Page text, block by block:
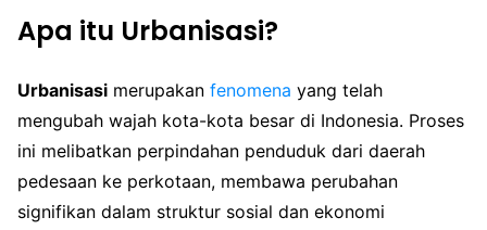
Apa itu Urbanisasi?
Urbanisasi merupakan fenomena yang telah
mengubah wajah kota-kota besar di Indonesia. Proses
ini melibatkan perpindahan penduduk dari daerah
pedesaan ke perkotaan, membawa perubahan
signifikan dalam struktur sosial dan ekonomi